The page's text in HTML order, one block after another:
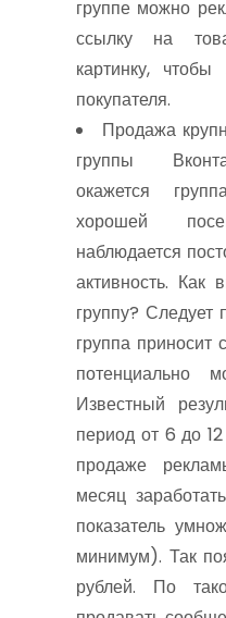
группе можно
ссылку на
картинку, чтобы
покупателя.
Продажа
группы
окажется
хорошей
наблюдается
активность. Как
группу? Следует
группа приносит
потенциально
Известный
период от 6 до
продаже
месяц
показатель
минимум). Так
рублей. По